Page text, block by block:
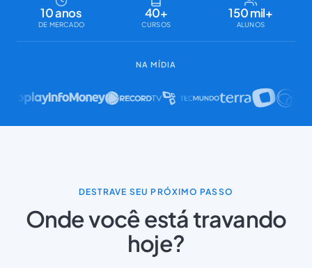
10 anos
DE MERCADO
40+
CURSOS
150 mil+
ALUNOS
NA MÍDIA
DESTRAVE SEU PRÓXIMO PASSO
Onde você está travando
hoje?